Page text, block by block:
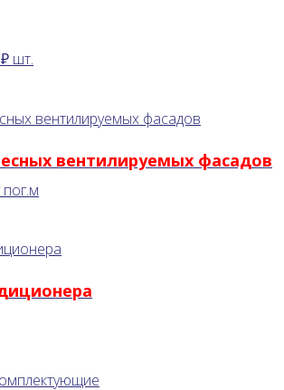
шт.
вентилируемых фасадов
пог.м